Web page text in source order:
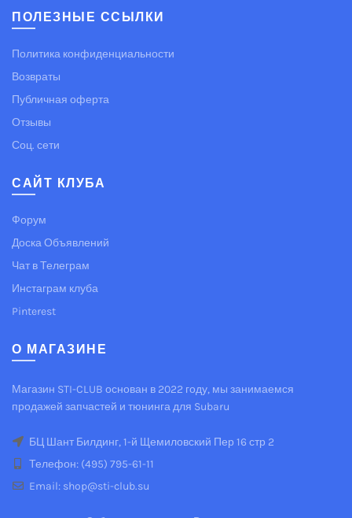
ПОЛЕЗНЫЕ ССЫЛКИ
Политика конфиденциальности
Возвраты
Публичная оферта
Отзывы
Соц. сети
САЙТ КЛУБА
Форум
Доска Объявлений
Чат в Телеграм
Инстаграм клуба
Pinterest
О МАГАЗИНЕ
Магазин STI-CLUB основан в 2022 году, мы занимаемся
продажей запчастей и тюнинга для Subaru
БЦ Шант Билдинг, 1-й Щемиловский Пер 16 стр 2
Телефон: (495) 795-61-11
Email: shop@sti-club.su